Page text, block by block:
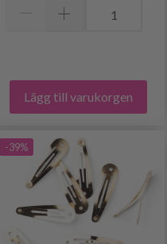
Lägg till varukorgen
-39%